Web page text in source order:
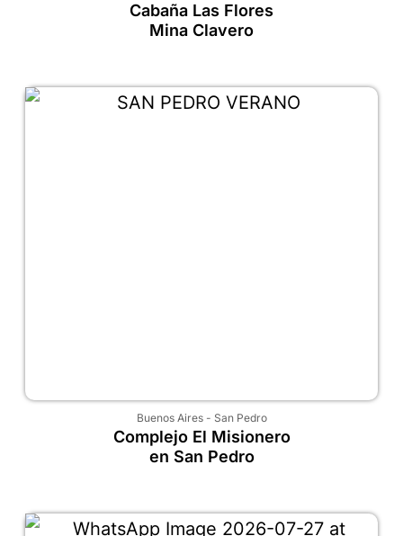
Cabaña Las Flores
Mina Clavero
Buenos Aires- San Pedro
Complejo El Misionero
en San Pedro